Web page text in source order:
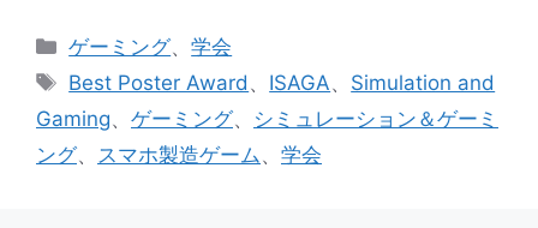
カ
テ
リ
ー
ゲーミング、学会
タ
グ
Best Poster Award 、 ISAGA、 Simulation and
Gaming、 ゲーミング、 シミュレーション＆ゲーミ
ング、 スマホ製造ゲーム、 学会